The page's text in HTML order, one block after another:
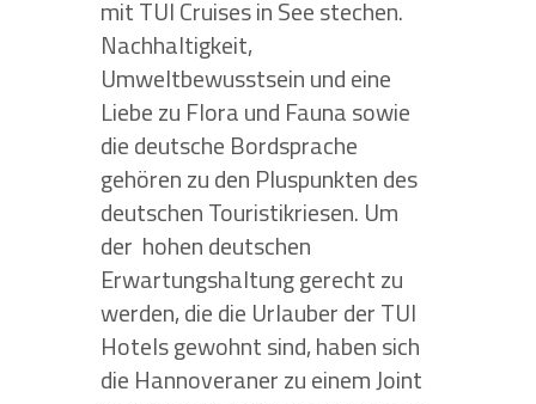
mit TUI Cruises in See stechen.
Nachhaltigkeit,
Umweltbewusstsein und eine
Liebe zu Flora und Fauna sowie
die deutsche Bordsprache
gehören zu den Pluspunkten des
deutschen Touristikriesen. Um
der hohen deutschen
Erwartungshaltung gerecht zu
werden, die die Urlauber der TUI
Hotels gewohnt sind, haben sich
die Hannoveraner zu einem Joint